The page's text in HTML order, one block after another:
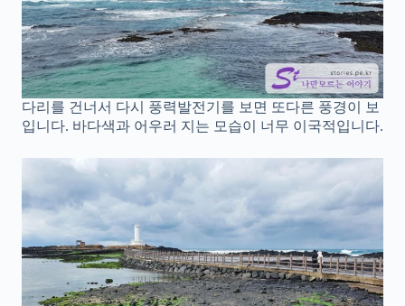
다리를 건너서 다시 풍력발전기를 보면 또다른 풍경이 보
입니다. 바다색과 어우러 지는 모습이 너무 이국적입니다.